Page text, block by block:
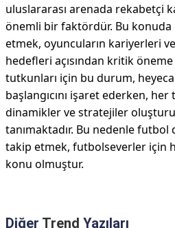
uluslararası arenada rekabetçi
önemli bir faktördür. Bu
etmek, oyuncuların kariyerleri
hedefleri açısından kritik
tutkunları için bu durum,
başlangıcını işaret ederken,
dinamikler ve stratejiler
tanımaktadır. Bu nedenle
takip etmek, futbolseverler için
konu olmuştur.
Diğer Trend Yazıları